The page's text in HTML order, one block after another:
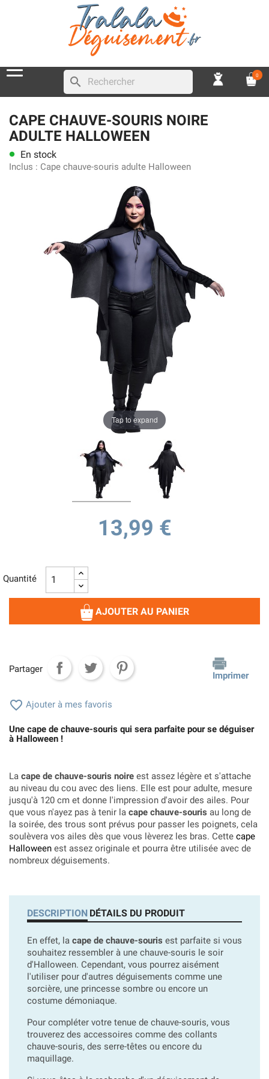
search 0
CAPE CHAUVE-SOURIS NOIRE
ADULTE HALLOWEEN
lens En stock
Inclus : Cape chauve-souris adulte Halloween
Tap to expand
13,99 €
Quantité
AJOUTER AU PANIER
Partager
Imprimer
 Ajouter à mes favoris
Une cape de chauve-souris qui sera parfaite pour se déguiser
à Halloween !
La cape de chauve-souris noire est assez légère et s'attache
au niveau du cou avec des liens. Elle est pour adulte, mesure
jusqu'à 120 cm et donne l'impression d'avoir des ailes. Pour
que vous n'ayez pas à tenir la cape chauve-souris au long de
la soirée, des trous sont prévus pour passer les poignets, cela
soulèvera vos ailes dès que vous lèverez les bras. Cette cape
Halloween est assez originale et pourra être utilisée avec de
nombreux déguisements.
DESCRIPTION DÉTAILS DU PRODUIT
En effet, la cape de chauve-souris est parfaite si vous
souhaitez ressembler à une chauve-souris le soir
d'Halloween. Cependant, vous pourrez aisément
l'utiliser pour d'autres déguisements comme une
sorcière, une princesse sombre ou encore un
costume démoniaque.
Pour compléter votre tenue de chauve-souris, vous
trouverez des accessoires comme des collants
chauve-souris, des serre-têtes ou encore du
maquillage.